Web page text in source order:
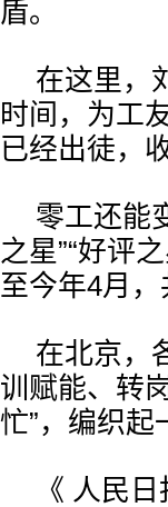
盾。
在这里，
时间，为工
已经出徒，
零工还能
之星”“好评
至今年4月
在北京，
训赋能、转
忙”，编织起
《 人民